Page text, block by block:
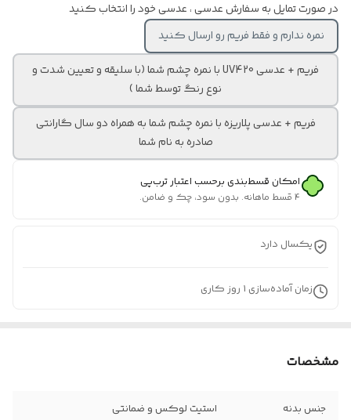
در صورت تمایل به سفارش عدسی ، عدسی خود را انتخاب کنید
نمره ندارم و فقط فریم رو ارسال کنید
فریم + عدسی UV420 با نمره چشم شما (با سلیقه و تعیین شدت و
نوع رنگ توسط شما )
فریم + عدسی پلاریزه با نمره چشم شما به همراه دو سال گارانتی
صادره به نام شما
امکان قسط‌بندی برحسب اعتبار ترب‌پی
۴ قسط ماهانه. بدون سود، چک و ضامن.
یکسال دارد
زمان آماده‌سازی 1 روز کاری
مشخصات
جنس بدنه استیت لوکس و ضمانتی